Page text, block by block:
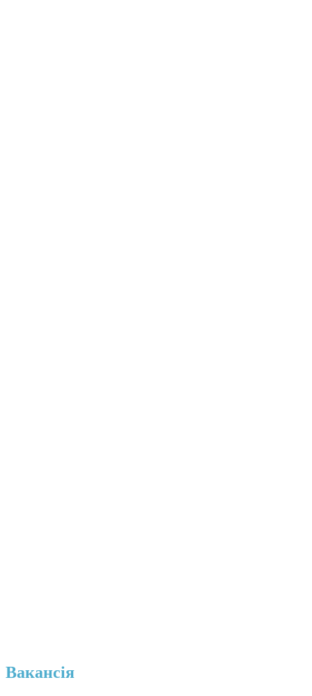
Вакансія